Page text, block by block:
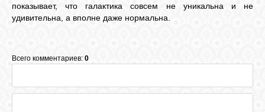
показывает, что галактика совсем не уникальна и не
удивительна, а вполне даже нормальна.
Всего комментариев: 0